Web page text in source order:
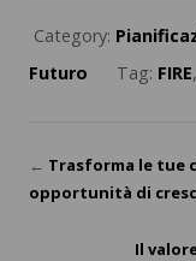
Category:
Futuro
Tag: FIRE,
← Trasforma le tue
opportunità di
Il